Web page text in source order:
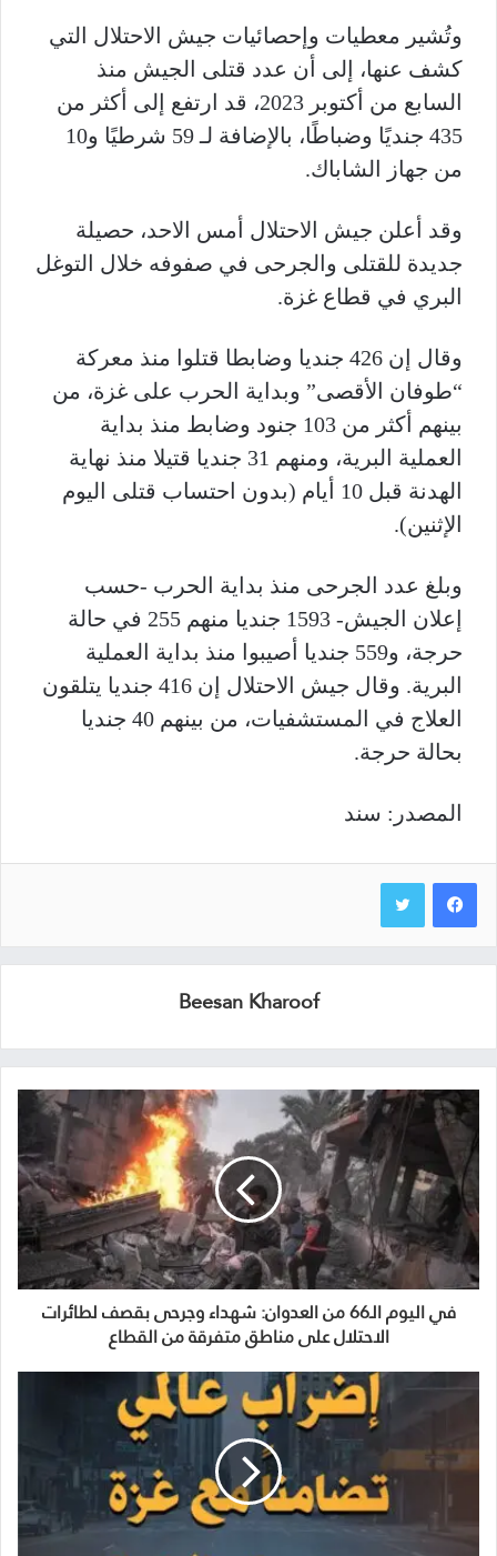
وتُشير معطيات وإحصائيات جيش الاحتلال التي
كشف عنها، إلى أن عدد قتلى الجيش منذ
السابع من أكتوبر 2023، قد ارتفع إلى أكثر من
435 جنديًا وضباطًا، بالإضافة لـ 59 شرطيًا و10
من جهاز الشاباك.
وقد أعلن جيش الاحتلال أمس الاحد، حصيلة
جديدة للقتلى والجرحى في صفوفه خلال التوغل
البري في قطاع غزة.
وقال إن 426 جنديا وضابطا قتلوا منذ معركة
“طوفان الأقصى” وبداية الحرب على غزة، من
بينهم أكثر من 103 جنود وضابط منذ بداية
العملية البرية، ومنهم 31 جنديا قتيلا منذ نهاية
الهدنة قبل 10 أيام (بدون احتساب قتلى اليوم
الإثنين).
وبلغ عدد الجرحى منذ بداية الحرب -حسب
إعلان الجيش- 1593 جنديا منهم 255 في حالة
حرجة، و559 جنديا أصيبوا منذ بداية العملية
البرية. وقال جيش الاحتلال إن 416 جنديا يتلقون
العلاج في المستشفيات، من بينهم 40 جنديا
بحالة حرجة.
المصدر: سند
Beesan Kharoof
في اليوم الـ66 من العدوان: شهداء وجرحى بقصف لطائرات
الاحتلال على مناطق متفرقة من القطاع